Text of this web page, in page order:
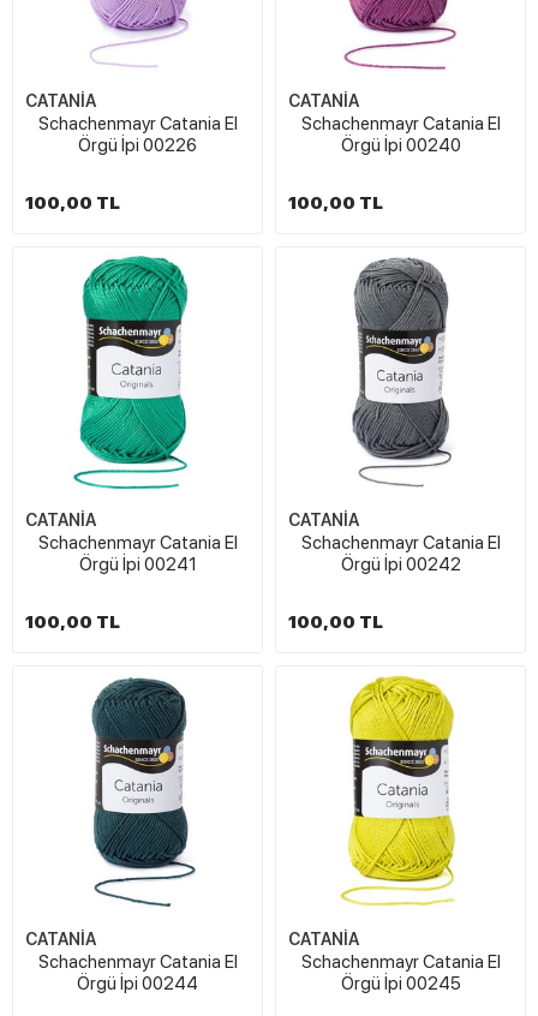
CATANİA
Schachenmayr Catania El
Örgü İpi 00226
100,00 TL
CATANİA
Schachenmayr Catania El
Örgü İpi 00240
100,00 TL
CATANİA
Schachenmayr Catania El
Örgü İpi 00241
100,00 TL
CATANİA
Schachenmayr Catania El
Örgü İpi 00242
100,00 TL
CATANİA
Schachenmayr Catania El
Örgü İpi 00244
CATANİA
Schachenmayr Catania El
Örgü İpi 00245